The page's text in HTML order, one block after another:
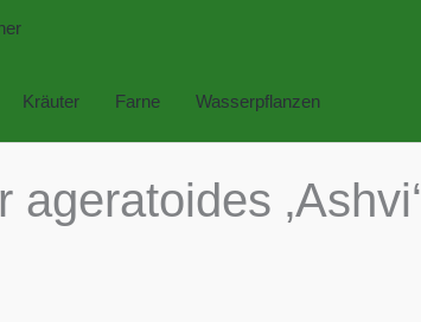
Kräuter Farne Wasserpflanzen
ageratoides ‚Ashvi‘